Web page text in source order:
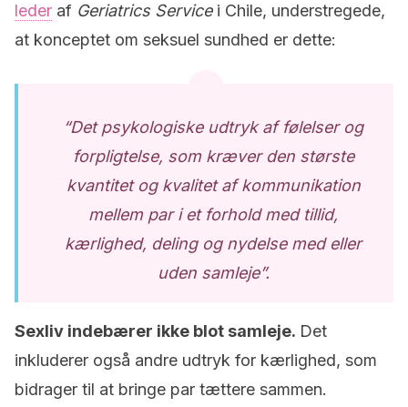
leder af Geriatrics Service i Chile, understregede,
at konceptet om seksuel sundhed er dette:
“Det psykologiske udtryk af følelser og
forpligtelse, som kræver den største
kvantitet og kvalitet af kommunikation
mellem par i et forhold med tillid,
kærlighed, deling og nydelse med eller
uden samleje”.
Sexliv indebærer ikke blot samleje. Det
inkluderer også andre udtryk for kærlighed, som
bidrager til at bringe par tættere sammen.